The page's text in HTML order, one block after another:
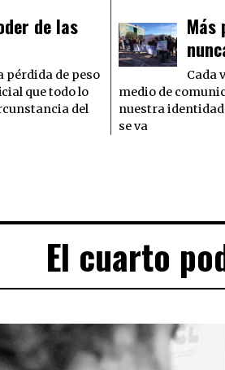
de las
pérdida de peso
que todo lo
del
Más
Cada
medio de
nuestra
se va
El cuarto